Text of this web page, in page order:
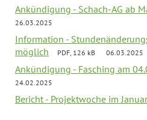
Ankündigung - Schach-AG ab
26.03.2025
Information -
möglich
PDF, 126 kB 06.03.2025
Ankündigung - Fasching am
24.02.2025
Bericht - Projektwoche im Januar